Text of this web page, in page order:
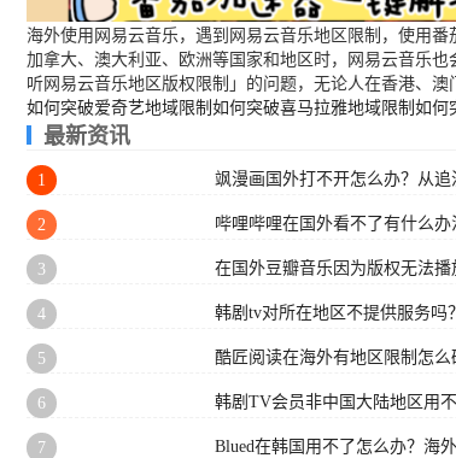
海外使用网易云音乐，遇到网易云音乐地区限制，使用
加拿大、澳大利亚、欧洲等国家和地区时，网易云音乐
听网易云音乐地区版权限制」的问题，无论人在香港、
如何突破爱奇艺地域限制 如何突破喜马拉雅地域限制 如何
最新资讯
1 飒漫画国外打不开怎么办？从
2 哔哩哔哩在国外看不了有什么
3 在国外豆瓣音乐因为版权无法播
4 韩剧tv对所在地区不提供服务吗
5 酷匠阅读在海外有地区限制怎
6 韩剧TV会员非中国大陆地区用
7 Blued在韩国用不了怎么办？海